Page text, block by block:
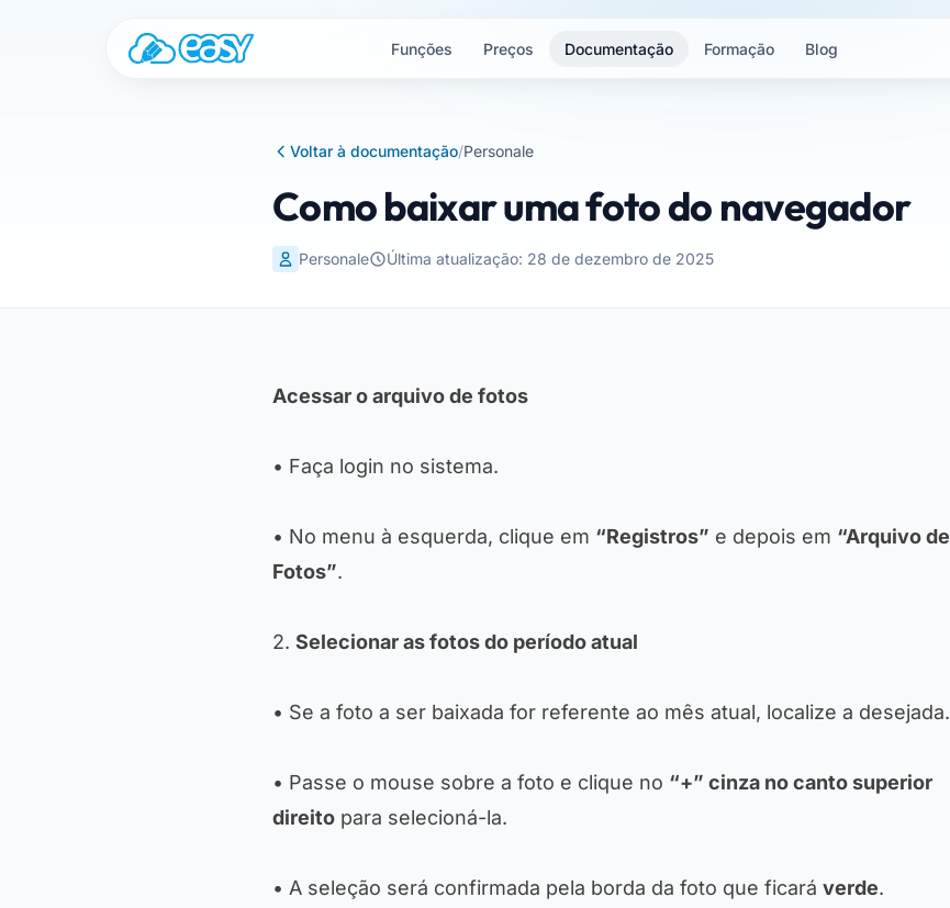
Funções Preços Documentação Formação Blog
Voltar à documentação/Personale
Como baixar uma foto do navegador
Personale Última atualização: 28 de dezembro de 2025
Acessar o arquivo de fotos
• Faça login no sistema.
• No menu à esquerda, clique em “Registros” e depois em “Arquivo de
Fotos”.
2. Selecionar as fotos do período atual
• Se a foto a ser baixada for referente ao mês atual, localize a desejada.
• Passe o mouse sobre a foto e clique no “+” cinza no canto superior
direito para selecioná-la.
• A seleção será confirmada pela borda da foto que ficará verde.